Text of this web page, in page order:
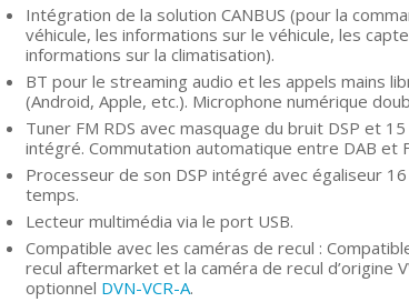
Intégration de la solution CANBUS (pour la
véhicule, les informations sur le véhicule, les
informations sur la climatisation).
BT pour le streaming audio et les appels mains
(Android, Apple, etc.). Microphone numérique
Tuner FM RDS avec masquage du bruit DSP et
intégré. Commutation automatique entre DAB et
Processeur de son DSP intégré avec égaliseur
temps.
Lecteur multimédia via le port USB.
Compatible avec les caméras de recul :
recul aftermarket et la caméra de recul d’origine
optionnel DVN-VCR-A.